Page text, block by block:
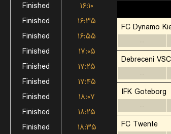
Finished
۱۶:۱۰
Finished
۱۶:۳۵
Finished
۱۶:۵۵
Finished
۱۷:۰۵
Finished
۱۷:۲۵
Finished
۱۷:۴۵
Finished
۱۸:۰۷
Finished
۱۸:۲۵
Finished
۱۸:۳۵